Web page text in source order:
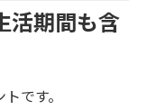
活期間も含
です。